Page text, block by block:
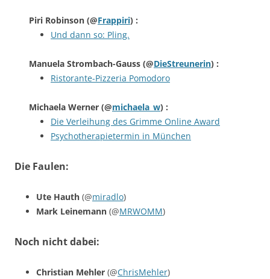
Piri Robinson (@Frappiri) :
Und dann so: Pling.
Manuela Strombach-Gauss (@DieStreunerin) :
Ristorante-Pizzeria Pomodoro
Michaela Werner (@michaela_w) :
Die Verleihung des Grimme Online Award
Psychotherapietermin in München
Die Faulen:
Ute Hauth (@miradlo)
Mark Leinemann (@MRWOMM)
Noch nicht dabei:
Christian Mehler (@ChrisMehler)